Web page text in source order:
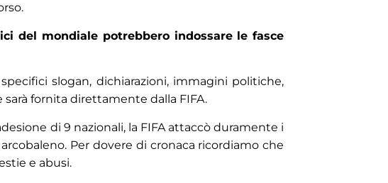
del mondiale potrebbero indossare le fasce
slogan, dichiarazioni, immagini politiche,
sarà fornita direttamente dalla FIFA.
di 9 nazionali, la FIFA attaccò duramente i
Per dovere di cronaca ricordiamo che
e abusi.